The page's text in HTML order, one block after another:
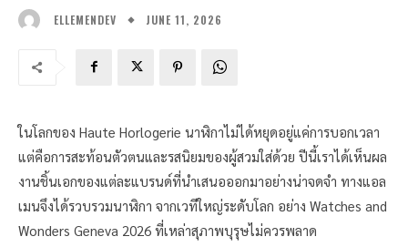
ELLEMENDEV JUNE 11, 2026
ในโลกของ Haute Horlogerie นาฬิกาไม่ได้หยุดอยู่แค่การบอกเวลา
แต่คือการสะท้อนตัวตนและรสนิยมของผู้สวมใส่ด้วย ปีนี้เราได้เห็นผล
งานชิ้นเอกของแต่ละแบรนด์ที่นำเสนอออกมาอย่างน่าจดจำ ทางแอล
เมนจึงได้รวบรวมนาฬิกา จากเวทีใหญ่ระดับโลก อย่าง Watches and
Wonders Geneva 2026 ที่เหล่าสุภาพบุรุษไม่ควรพลาด